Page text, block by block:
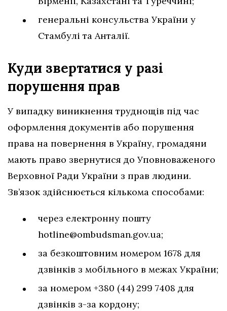
генеральні консульства України у
Стамбулі та Анталії.
Куди звертатися у разі
порушення прав
У випадку виникнення труднощів під час
оформлення документів або порушення
права на повернення в Україну, громадяни
мають право звернутися до Уповноваженого
Верховної Ради України з прав людини.
Зв’язок здійснюється кількома способами:
через електронну пошту
hotline@ombudsman.gov.ua;
за безкоштовним номером 1678 для
дзвінків з мобільного в межах України;
за номером +380 (44) 299 7408 для
дзвінків з-за кордону;